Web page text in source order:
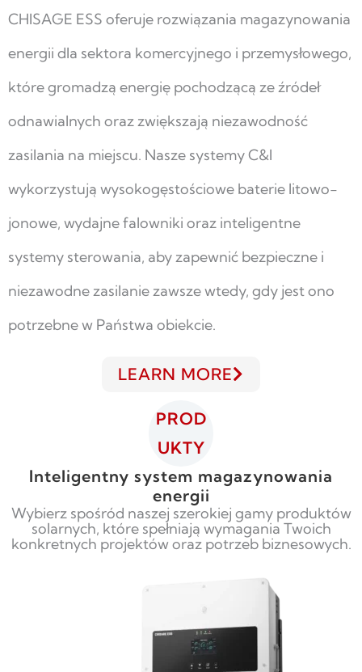
CHISAGE ESS oferuje rozwiązania magazynowania
energii dla sektora komercyjnego i przemysłowego,
które gromadzą energię pochodzącą ze źródeł
odnawialnych oraz zwiększają niezawodność
zasilania na miejscu. Nasze systemy C&I
wykorzystują wysokogęstościowe baterie litowo-
jonowe, wydajne falowniki oraz inteligentne
systemy sterowania, aby zapewnić bezpieczne i
niezawodne zasilanie zawsze wtedy, gdy jest ono
potrzebne w Państwa obiekcie.
LEARN MORE
PROD
UKTY
Inteligentny system magazynowania
energii
Wybierz spośród naszej szerokiej gamy produktów
solarnych, które spełniają wymagania Twoich
konkretnych projektów oraz potrzeb biznesowych.